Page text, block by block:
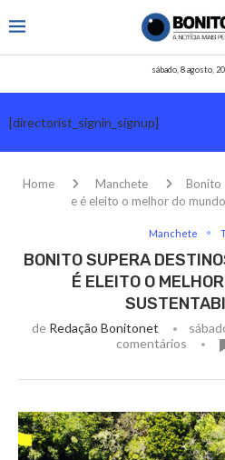
sábado, 8 agosto,
[directorist_signin_signup]
Home Manchete
Bonito
e é eleito o melhor do
Manchete
BONITO SUPERA
É ELEITO O
de Redação Bonitonet
comentários